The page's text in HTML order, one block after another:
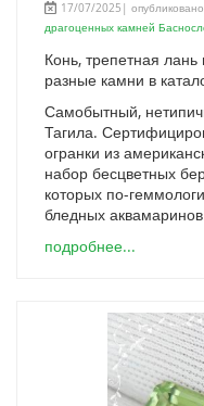
17/07/2025|
драгоценных камней
Конь, трепетная
разные камни в
Самобытный,
Тагила.
огранки из
набор бесцветных
которых по-
бледных
подробнее...